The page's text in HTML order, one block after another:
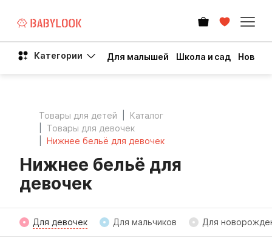
Категории Для малышей Школа и сад Новый
Товары для детей
Каталог
Товары для девочек
Нижнее бельё для девочек
Нижнее бельё для
девочек
Для девочек Для мальчиков Для